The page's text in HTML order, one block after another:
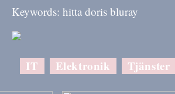
Keywords: hitta doris bluray
IT Elektronik Tjänster